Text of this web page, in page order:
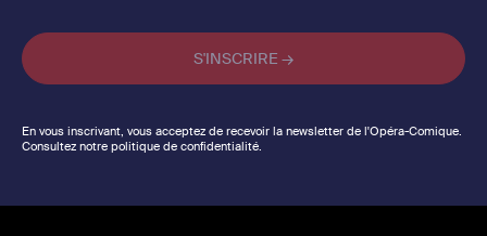
En vous inscrivant, vous acceptez de recevoir la newsletter de l'Opéra-Comique.
Consultez notre politique de confidentialité.